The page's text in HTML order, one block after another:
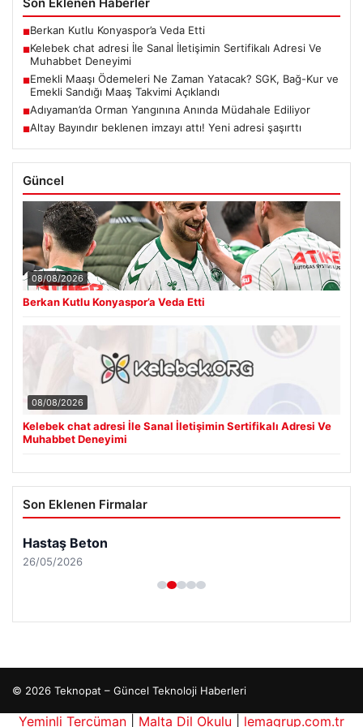
■Berkan Kutlu Konyaspor’a Veda Etti
■Kelebek chat adresi İle Sanal İletişimin Sertifikalı Adresi Ve
Muhabbet Deneyimi
■Emekli Maaşı Ödemeleri Ne Zaman Yatacak? SGK, Bağ-Kur ve
Emekli Sandığı Maaş Takvimi Açıklandı
■Adıyaman’da Orman Yangınına Anında Müdahale Ediliyor
■Altay Bayındır beklenen imzayı attı! Yeni adresi şaşırttı
Güncel
08/08/2026
Berkan Kutlu Konyaspor’a Veda Etti
08/08/2026
Kelebek chat adresi İle Sanal İletişimin Sertifikalı Adresi Ve
Muhabbet Deneyimi
Son Eklenen Firmalar
Hastaş Beton
26/05/2026
© 2026 Teknopat – Güncel Teknoloji Haberleri
Yeminli Tercüman Malta Dil Okulu lemagrup.com.tr